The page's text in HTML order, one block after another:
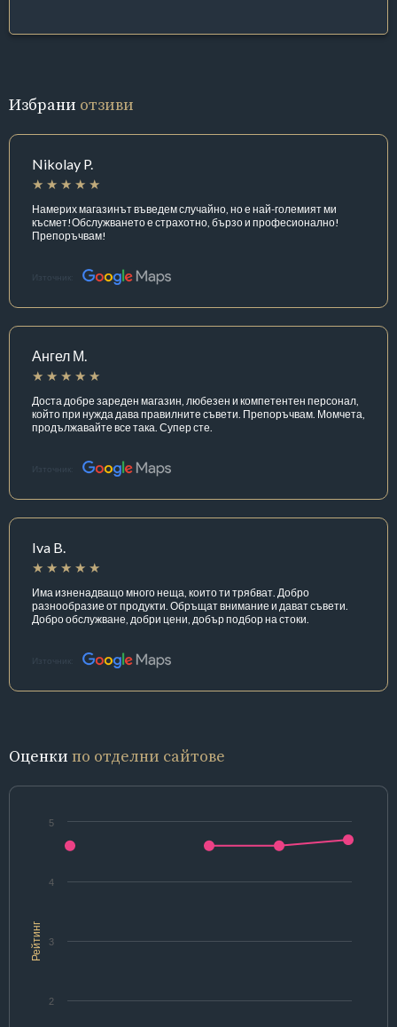
Избрани отзиви
Nikolay P.
Намерих магазинът въведем случайно, но е най-големият ми
късмет!Обслужването е страхотно, бързо и професионално!
Препоръчвам!
Източник:
Ангел М.
Доста добре зареден магазин, любезен и компетентен персонал,
който при нужда дава правилните съвети. Препоръчвам. Момчета,
продължавайте все така. Супер сте.
Източник:
Iva B.
Има изненадващо много неща, които ти трябват. Добро
разнообразие от продукти. Обръщат внимание и дават съвети.
Добро обслужване, добри цени, добър подбор на стоки.
Източник:
Оценки по отделни сайтове
Рейтинг
2
3
4
5